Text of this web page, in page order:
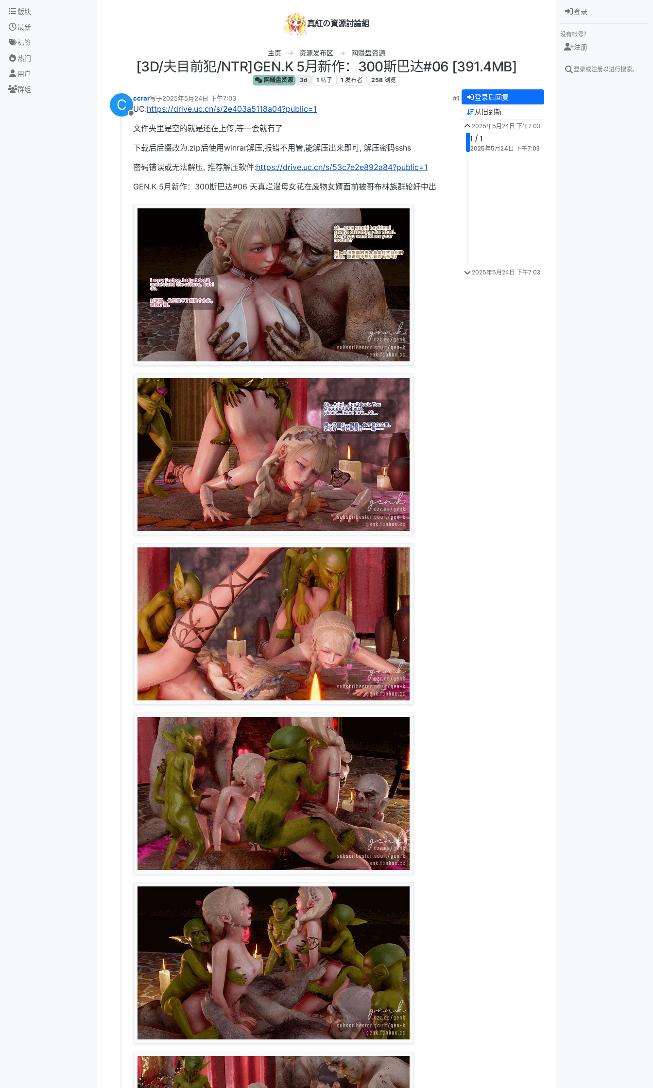
跳转至内容
版块
最新
标签
热门
用户
群组
真紅の資源討論組
主页 资源发布区 网赚盘资源
[3D/夫目前犯/NTR]GEN.K 5月新作：300斯巴达#06 [391.4MB]
网赚盘资源 3d 1 帖子 1 发布者 258 浏览
C
离线
ccrar写于2025年5月24日 下午7:03
最后由 编辑
#1
UC:https://drive.uc.cn/s/2e403a5118a04?public=1
文件夹里是空的就是还在上传,等一会就有了
下载后后缀改为.zip后使用winrar解压,报错不用管,能解压出来即可, 解压密码sshs
密码错误或无法解压, 推荐解压软件:https://drive.uc.cn/s/53c7e2e892a84?public=1
GEN.K 5月新作：300斯巴达#06 天真烂漫母女花在废物女婿面前被哥布林族群轮奸中出
登录后回复
从旧到新
2025年5月24日 下午7:03
1 / 1
2025年5月24日 下午7:03
2025年5月24日 下午7:03
登录
没有帐号？
注册
登录或注册以进行搜索。